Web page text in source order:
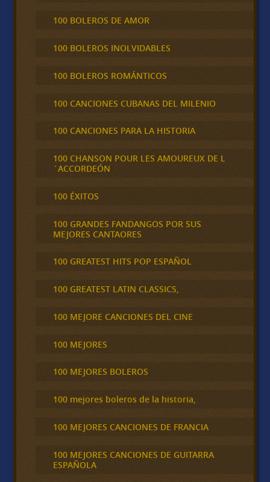
100 BOLEROS DE AMOR
100 BOLEROS INOLVIDABLES
100 BOLEROS ROMÁNTICOS
100 CANCIONES CUBANAS DEL MILENIO
100 CANCIONES PARA LA HISTORIA
100 CHANSON POUR LES AMOUREUX DE L
´ACCORDEÓN
100 ÉXITOS
100 GRANDES FANDANGOS POR SUS
MEJORES CANTAORES
100 GREATEST HITS POP ESPAÑOL
100 GREATEST LATIN CLASSICS,
100 MEJORE CANCIONES DEL CINE
100 MEJORES
100 MEJORES BOLEROS
100 mejores boleros de la historia,
100 MEJORES CANCIONES DE FRANCIA
100 MEJORES CANCIONES DE GUITARRA
ESPAÑOLA